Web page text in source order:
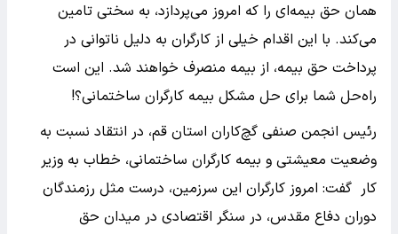
همان حق بیمه‌ای را که امروز می‌پردازد، به سختی تامین
می‌کند. با این اقدام خیلی از کارگران به دلیل ناتوانی در
پرداخت حق بیمه، از بیمه منصرف خواهند شد. این است
راه‌حل شما برای حل مشکل بیمه کارگران ساختمانی؟!
رئیس انجمن صنفی گچ‌کاران استان قم، در انتقاد نسبت به
وضعیت معیشتی و بیمه کارگران ساختمانی، خطاب به وزیر
کار گفت: امروز کارگران این سرزمین، درست مثل رزمندگان
دوران دفاع مقدس، در سنگر اقتصادی در میدان حق